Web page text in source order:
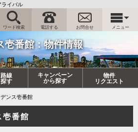
イバル
ワード検索 電話する お問合せ メニュー
壱番館：物件情報
線
す
キャンペーン
から探す
物件
リクエスト
ンス壱番館
番館